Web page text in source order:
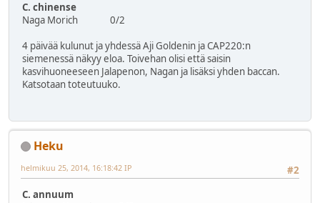
C. chinense
Naga Morich 0/2
4 päivää kulunut ja yhdessä Aji Goldenin ja CAP220:n
siemenessä näkyy eloa. Toivehan olisi että saisin
kasvihuoneeseen Jalapenon, Nagan ja lisäksi yhden baccan.
Katsotaan toteutuuko.
Heku
#2
helmikuu 25, 2014, 16:18:42 IP
C. annuum